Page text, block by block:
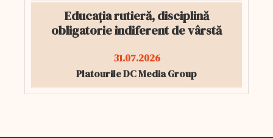
Educația rutieră, disciplină
obligatorie indiferent de vârstă
31.07.2026
Platourile DC Media Group